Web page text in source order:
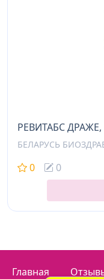
РЕВИТАБС
БЕЛАРУСЬ
0 0
Главная